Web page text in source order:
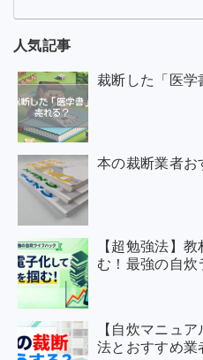
人気記事
裁断した「医学
本の裁断業者お
【超勉強法】
む！最強の自炊
【自炊マニュ
法とおすすめ業